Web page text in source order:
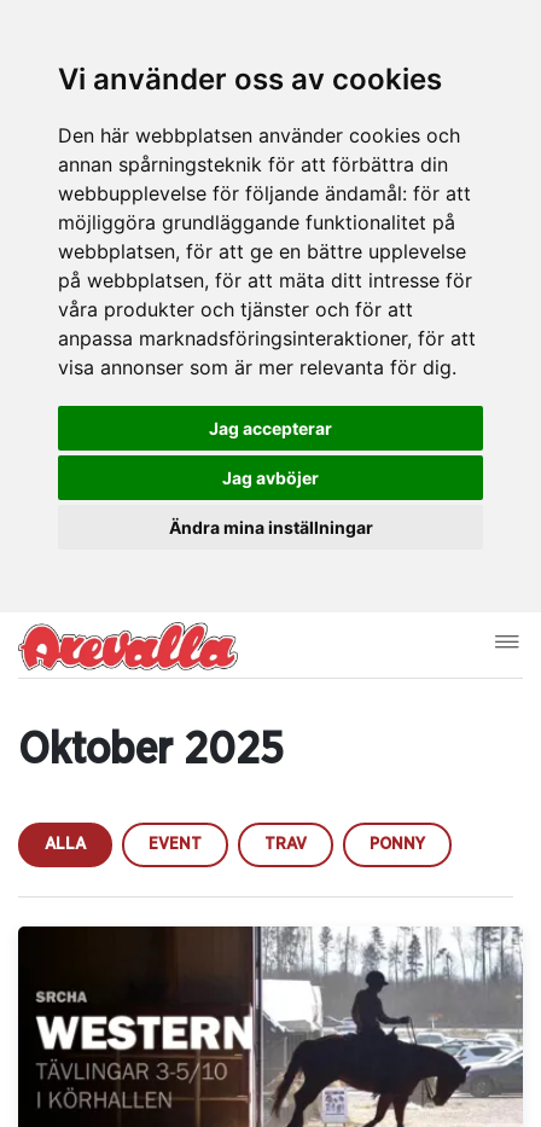
Vi använder oss av cookies
Den här webbplatsen använder cookies och
annan spårningsteknik för att förbättra din
webbupplevelse för följande ändamål: för att
möjliggöra grundläggande funktionalitet på
webbplatsen, för att ge en bättre upplevelse
på webbplatsen, för att mäta ditt intresse för
våra produkter och tjänster och för att
anpassa marknadsföringsinteraktioner, för att
visa annonser som är mer relevanta för dig.
Jag accepterar
Jag avböjer
Ändra mina inställningar
Oktober 2025
ALLA EVENT TRAV PONNY